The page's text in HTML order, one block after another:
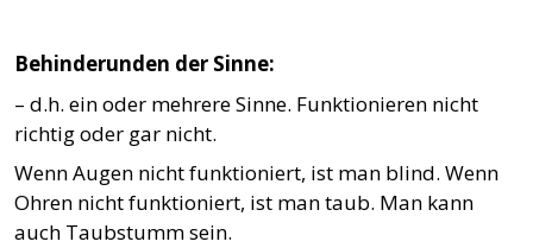
Behinderunden der Sinne:
– d.h. ein oder mehrere Sinne. Funktionieren nicht
richtig oder gar nicht.
Wenn Augen nicht funktioniert, ist man blind. Wenn
Ohren nicht funktioniert, ist man taub. Man kann
auch Taubstumm sein.